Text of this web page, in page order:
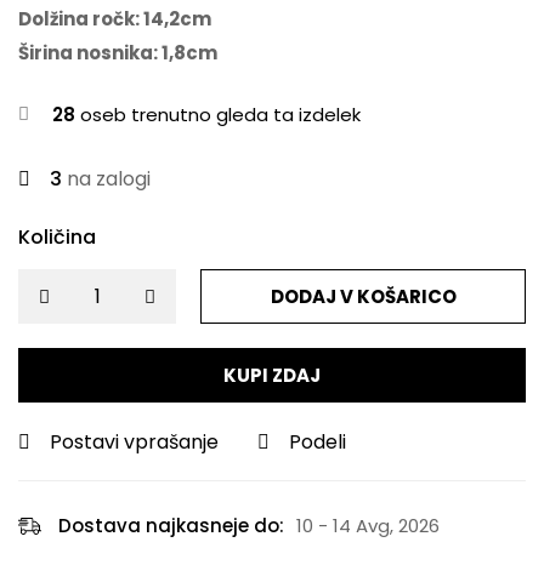
Dolžina ročk: 14,2cm
Širina nosnika: 1,8cm
28 oseb trenutno gleda ta izdelek
3 na zalogi
Količina
DODAJ V KOŠARICO
KUPI ZDAJ
Postavi vprašanje Podeli
Dostava najkasneje do: 10 - 14 Avg, 2026